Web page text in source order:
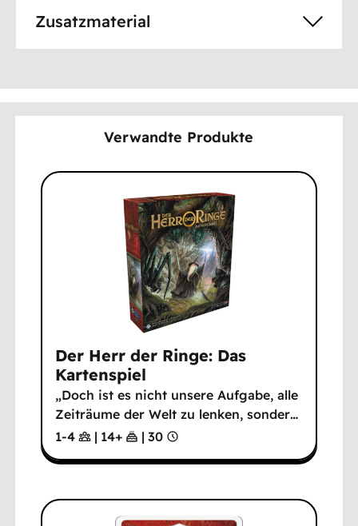
Zusatzmaterial
Verwandte Produkte
Der Herr der Ringe: Das
Kartenspiel
„Doch ist es nicht unsere Aufgabe, alle
Zeiträume der Welt zu lenken, sonder…
1-4
| 14+ | 30